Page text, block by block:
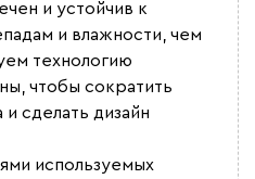
и устойчив к
и влажности, чем
технологию
чтобы сократить
сделать дизайн
используемых